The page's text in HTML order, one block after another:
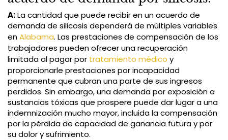
A:La cantidad que puede recibir en un acuerdo de
demanda de silicosis dependerá de múltiples variables
enAlabama. Las prestaciones de compensación de los
trabajadores pueden ofrecer una recuperación
limitada al pagar por tratamiento médico y
proporcionarle prestaciones por incapacidad
permanente que cubran una parte de sus ingresos
perdidos. Sin embargo, una demanda por exposición a
sustancias tóxicas que prospere puede dar lugar a una
indemnización mucho mayor, incluida la compensación
por la pérdida de capacidad de ganancia futura y por
su dolor y sufrimiento.